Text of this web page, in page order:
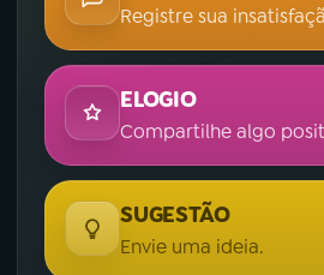
Registre sua
ELOGIO
Compartilhe algo
SUGESTÃO
Envie uma ideia.